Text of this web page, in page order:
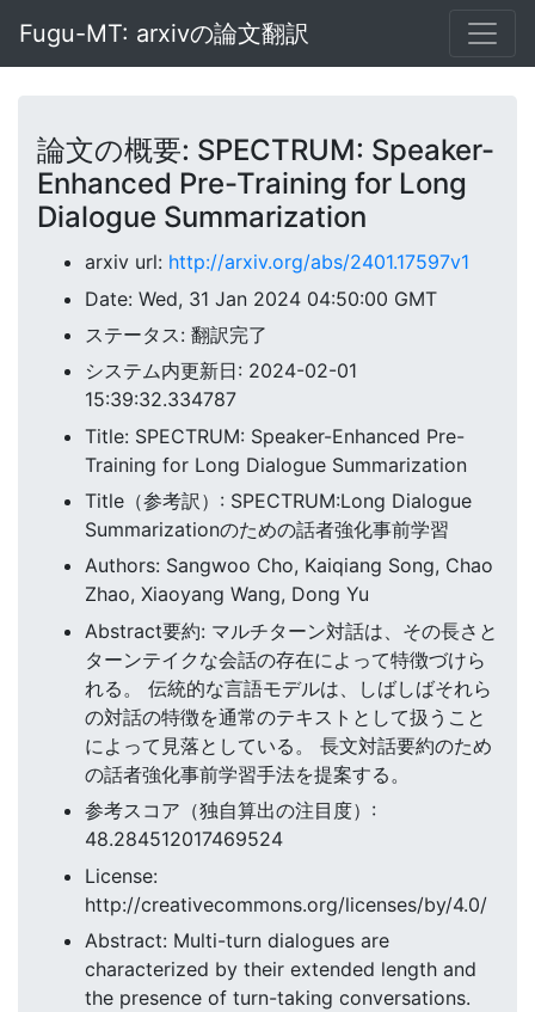
Fugu-MT: arxivの論文翻訳
論文の概要: SPECTRUM: Speaker-
Enhanced Pre-Training for Long
Dialogue Summarization
arxiv url: http://arxiv.org/abs/2401.17597v1
Date: Wed, 31 Jan 2024 04:50:00 GMT
ステータス: 翻訳完了
システム内更新日: 2024-02-01
15:39:32.334787
Title: SPECTRUM: Speaker-Enhanced Pre-
Training for Long Dialogue Summarization
Title（参考訳）: SPECTRUM:Long Dialogue
Summarizationのための話者強化事前学習
Authors: Sangwoo Cho, Kaiqiang Song, Chao
Zhao, Xiaoyang Wang, Dong Yu
Abstract要約: マルチターン対話は、その長さと
ターンテイクな会話の存在によって特徴づけら
れる。 伝統的な言語モデルは、しばしばそれら
の対話の特徴を通常のテキストとして扱うこと
によって見落としている。 長文対話要約のため
の話者強化事前学習手法を提案する。
参考スコア（独自算出の注目度）:
48.284512017469524
License:
http://creativecommons.org/licenses/by/4.0/
Abstract: Multi-turn dialogues are
characterized by their extended length and
the presence of turn-taking conversations.